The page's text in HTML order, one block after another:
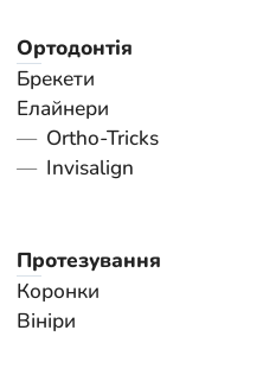
Ортодонтія
Брекети
Елайнери
Ortho-Tricks
Invisalign
Протезування
Коронки
Вініри